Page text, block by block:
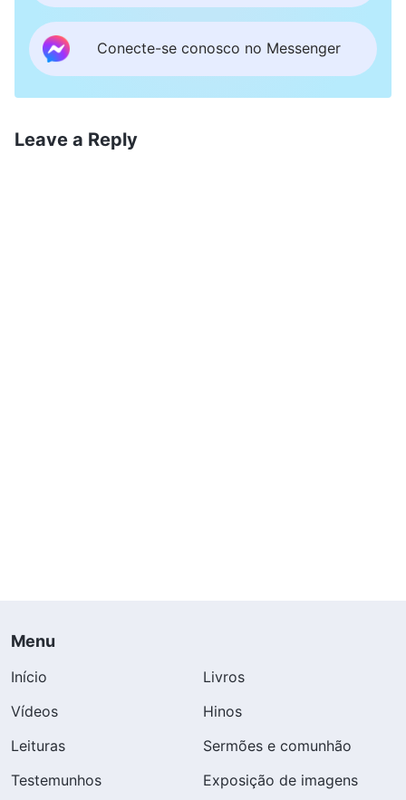
Conecte-se conosco no Messenger
Leave a Reply
Menu
Início
Livros
Vídeos
Hinos
Leituras
Sermões e comunhão
Testemunhos
Exposição de imagens